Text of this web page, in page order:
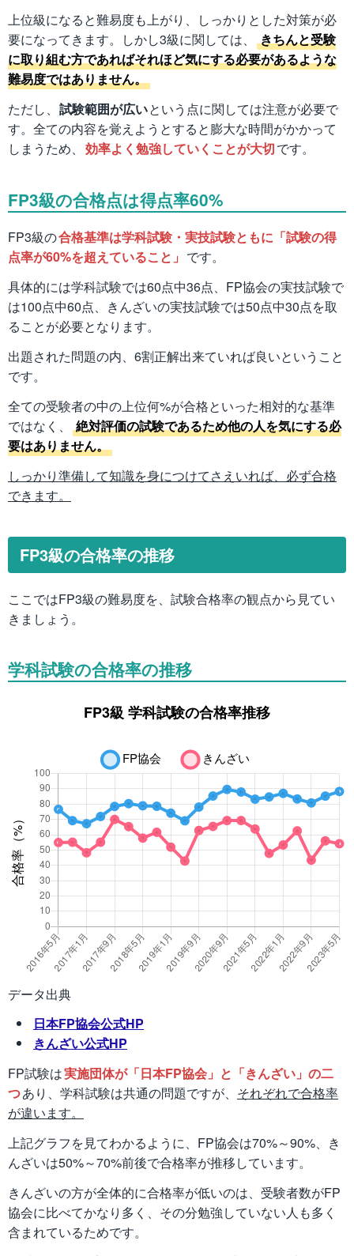
上位級になると難易度も上がり、しっかりとした対策が必
要になってきます。しかし3級に関しては、
きちんと受験
に取り組む方であればそれほど気にする必要があるような
難易度ではありません。
ただし、 試験範囲が広いという点に関しては注意が必要で
す。全ての内容を覚えようとすると膨大な時間がかかって
しまうため、 効率よく勉強していくことが大切です。
FP3級の合格点は得点率60%
FP3級の合格基準は学科試験・実技試験ともに「試験の得
点率が60%を超えていること」 です。
具体的には学科試験では60点中36点、FP協会の実技試験で
は100点中60点、きんざいの実技試験では50点中30点を取
ることが必要となります。
出題された問題の内、6割正解出来ていれば良いということ
です。
全ての受験者の中の上位何%が合格といった相対的な基準
ではなく、
絶対評価の試験であるため他の人を気にする必
要はありません。
しっかり準備して知識を身につけてさえいれば、必ず合格
できます。
FP3級の合格率の推移
ここではFP3級の難易度を、試験合格率の観点から見てい
きましょう。
学科試験の合格率の推移
データ出典
日本FP協会公式HP
きんざい公式HP
FP試験は実施団体が「日本FP協会」と「きんざい」の二
つあり、学科試験は共通の問題ですが、 それぞれで合格率
が違います。
上記グラフを見てわかるように、FP協会は70%～90%、き
んざいは50%～70%前後で合格率が推移しています。
きんざいの方が全体的に合格率が低いのは、受験者数がFP
協会に比べてかなり多く、その分勉強していない人も多く
含まれているためです。